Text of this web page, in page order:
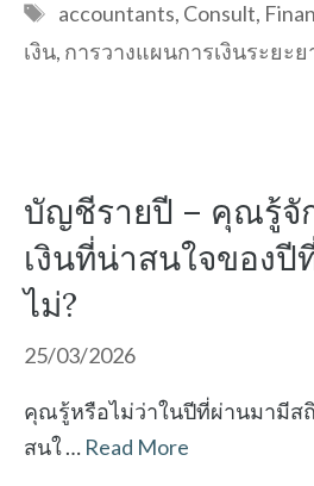
Tags
accountants, Consult,
เงิน, การวางแผนการเงินระยะย
บัญชีรายปี – คุณรู้จั
เงินที่น่าสนใจของปี
ไม่?
25/03/2026
คุณรู้หรือไม่ว่าในปีที่ผ่านมามีส
สนใ … Read More